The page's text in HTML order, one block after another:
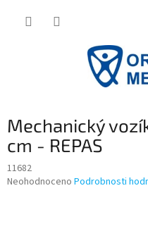
Mechanický
cm - REPAS
11682
Průměrné
Neohodnoceno Podrobnosti